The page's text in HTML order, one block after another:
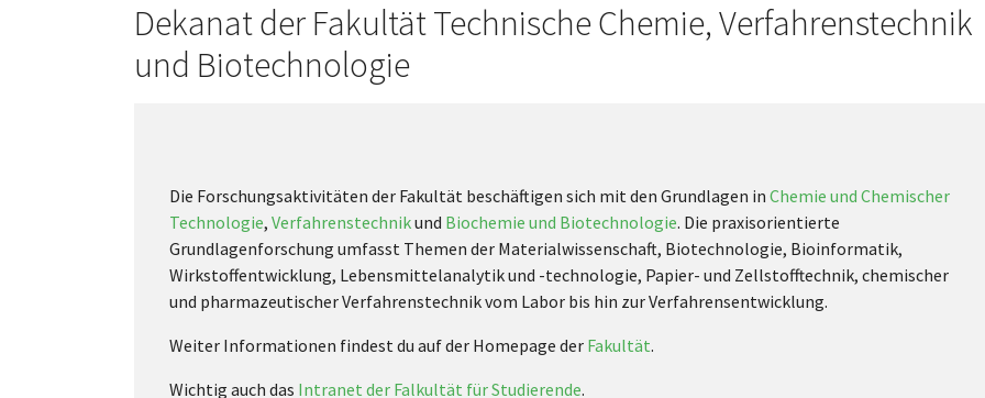
Dekanat der Fakultät Technische Chemie, Verfahrenstechnik
und Biotechnologie
Die Forschungsaktivitäten der Fakultät beschäftigen sich mit den Grundlagen in Chemie und Chemischer
Technologie, Verfahrenstechnikund Biochemie und Biotechnologie. Die praxisorientierte
Grundlagenforschung umfasst Themen der Materialwissenschaft, Biotechnologie, Bioinformatik,
Wirkstoffentwicklung, Lebensmittelanalytik und -technologie, Papier- und Zellstofftechnik, chemischer
und pharmazeutischer Verfahrenstechnik vom Labor bis hin zur Verfahrensentwicklung.
Weiter Informationen findest du auf der Homepage der Fakultät.
Wichtig auch das Intranet der Falkultät für Studierende.